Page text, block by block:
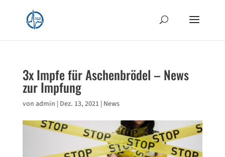
3x Impfe für Aschenbrödel – News
zur Impfung
von admin | Dez. 13, 2021| News